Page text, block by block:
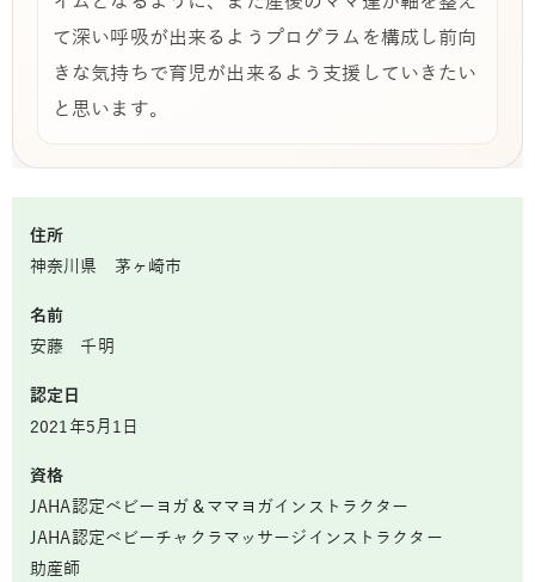
て深い呼吸が出来るようプログラムを構成し前向
きな気持ちで育児が出来るよう支援していきたい
と思います。
住所
神奈川県 茅ヶ崎市
名前
安藤 千明
認定日
2021年5月1日
資格
JAHA認定ベビーヨガ＆ママヨガインストラクター
JAHA認定ベビーチャクラマッサージインストラクター
助産師